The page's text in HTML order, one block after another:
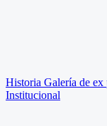
Historia Galería de ex
Institucional